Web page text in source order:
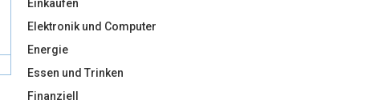
Einkaufen
Elektronik und Computer
Energie
Essen und Trinken
Finanziell